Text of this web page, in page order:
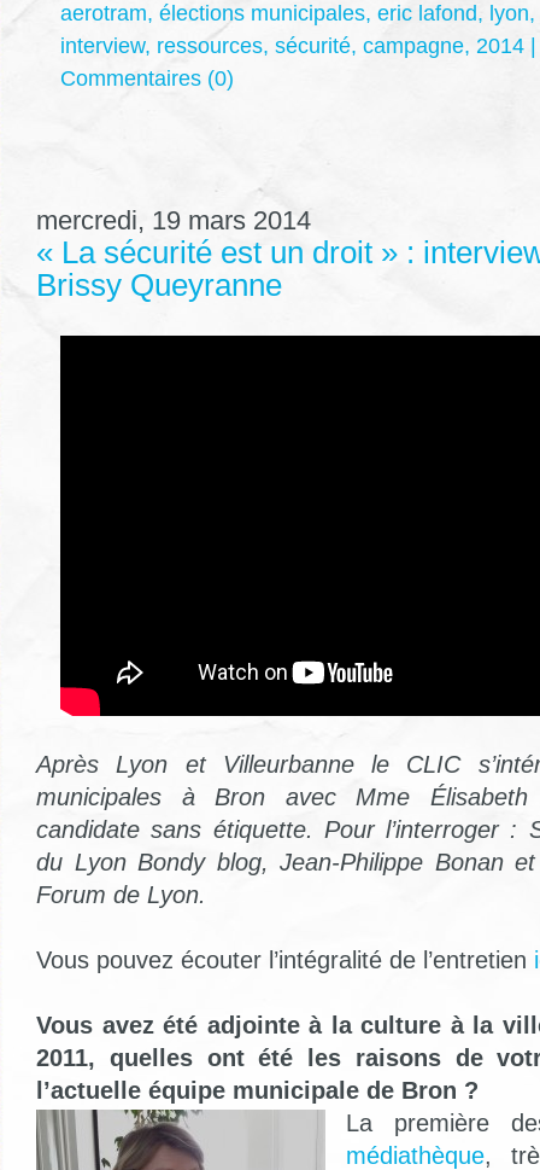
aerotram, élections municipales, eric lafond, lyon,
interview, ressources, sécurité, campagne, 2014
Commentaires (0)
mercredi, 19 mars 2014
« La sécurité est un droit » :
Brissy Queyranne
Après Lyon et Villeurbanne le CLIC
municipales à Bron avec Mme Élisabeth
candidate sans étiquette. Pour l’interroger :
du Lyon Bondy blog, Jean-Philippe Bonan
Forum de Lyon.
Vous pouvez écouter l’intégralité de l’entretien
Vous avez été adjointe à la culture à la
2011, quelles ont été les raisons de
l’actuelle équipe municipale de Bron ?
La première
médiathèque,